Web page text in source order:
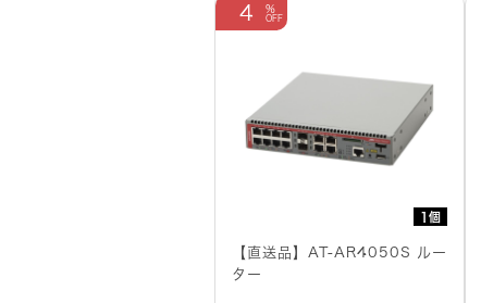
1個
4
【直送品】AT-AR4050S ルー
ター